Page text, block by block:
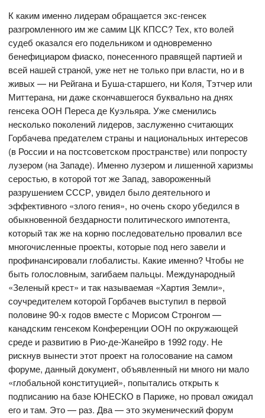
К каким именно лидерам обращается экс-генсек
разгромленного им же самим ЦК КПСС? Тех, кто волей
судеб оказался его подельником и одновременно
бенефициаром фиаско, понесенного правящей партией и
всей нашей страной, уже нет не только при власти, но и в
живых — ни Рейгана и Буша-старшего, ни Коля, Тэтчер или
Миттерана, ни даже скончавшегося буквально на днях
генсека ООН Переса де Куэльяра. Уже сменились
несколько поколений лидеров, заслуженно считающих
Горбачева предателем страны и национальных интересов
(в России и на постсоветском пространстве) или попросту
лузером (на Западе). Именно лузером и лишенной харизмы
серостью, в которой тот же Запад, завороженный
разрушением СССР, увидел было деятельного и
эффективного «злого гения», но очень скоро убедился в
обыкновенной бездарности политического импотента,
который так же на корню последовательно провалил все
многочисленные проекты, которые под него завели и
профинансировали глобалисты. Какие именно? Чтобы не
быть голословным, загибаем пальцы. Международный
«Зеленый крест» и так называемая «Хартия Земли»,
соучредителем которой Горбачев выступил в первой
половине 90-х годов вместе с Морисом Стронгом —
канадским генсеком Конференции ООН по окружающей
среде и развитию в Рио-де-Жанейро в 1992 году. Не
рискнув вынести этот проект на голосование на самом
форуме, данный документ, объявленный ни много ни мало
«глобальной конституцией», попытались открыть к
подписанию на базе ЮНЕСКО в Париже, но провал ожидал
его и там. Это — раз. Два — это экуменический форум